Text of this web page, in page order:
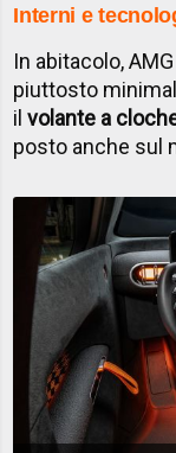
Interni e
In abitacolo,
piuttosto
ilvolante a
posto anche sul